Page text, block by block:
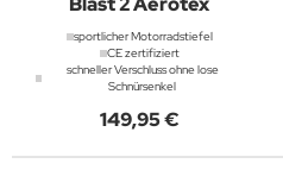
sportlicher Motorradstiefel
CE zertifiziert
schneller Verschluss ohne lose
Schnürsenkel
149,95 €